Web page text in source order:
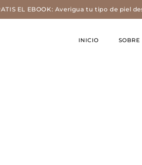
EL EBOOK: Averigua tu tipo de piel
INICIO SOBRE